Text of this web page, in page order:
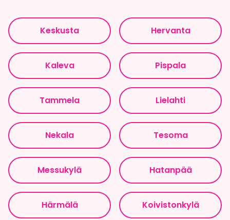
Keskusta Hervanta
Kaleva Pispala
Tammela Lielahti
Nekala Tesoma
Messukylä Hatanpää
Härmälä Koivistonkylä